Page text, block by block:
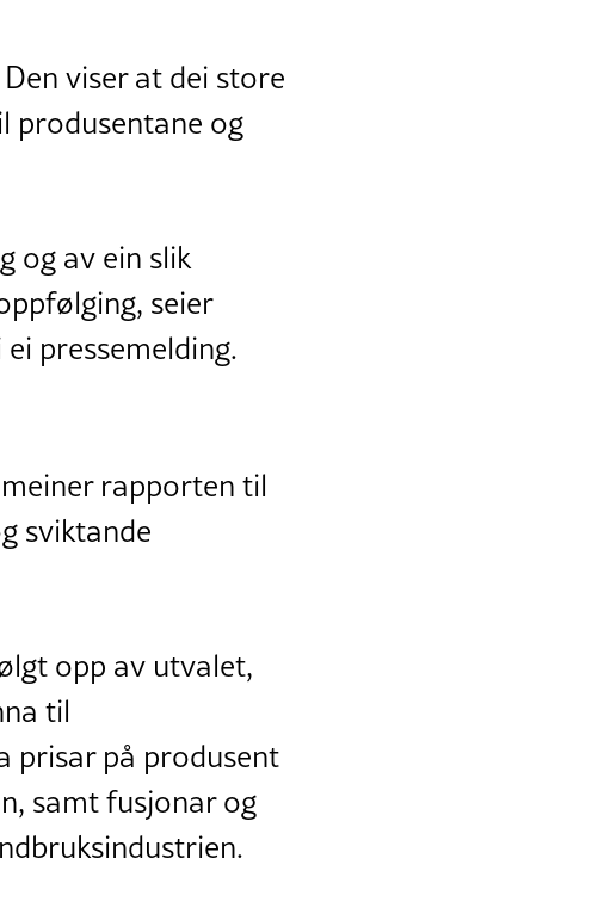
viser at dei store
produsentane og
og av ein slik
seier
pressemelding.
rapporten til
sviktande
opp av utvalet,
til
prisar på produsent
samt fusjonar og